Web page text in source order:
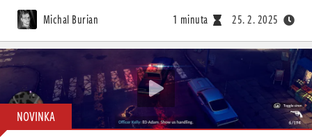
Michal Burian 1 minuta 25. 2. 2025
NOVINKA